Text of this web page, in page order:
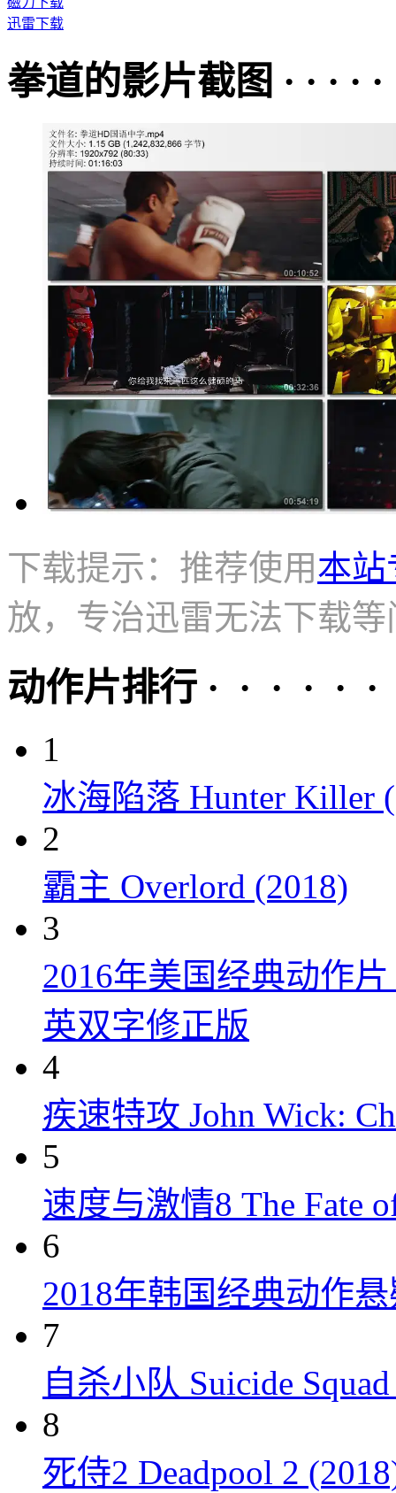
迅雷下载
拳道的影片截图 · · · · ·
下载提示：推荐使用本站
放，专治迅雷无法下载等
动作片排行 · · · · · ·
1
冰海陷落 Hunter Killer
2
霸主 Overlord (2018)
3
2016年美国经典动作
英双字修正版
4
疾速特攻 John Wick:
5
速度与激情8 The Fate
6
2018年韩国经典动作
7
自杀小队 Suicide
8
死侍2 Deadpool 2